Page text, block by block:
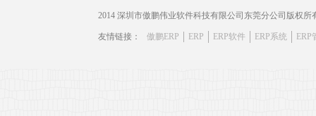
2014 深圳市傲鹏伟业软件科技有限公司东莞分公司版权所
友情链接： 傲鹏ERP ERP ERP软件 ERP系统